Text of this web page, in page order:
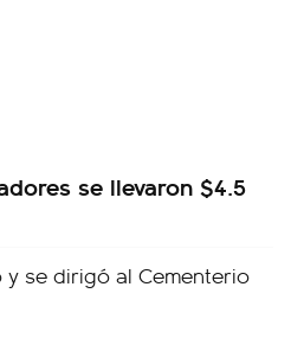
se llevaron $4.5